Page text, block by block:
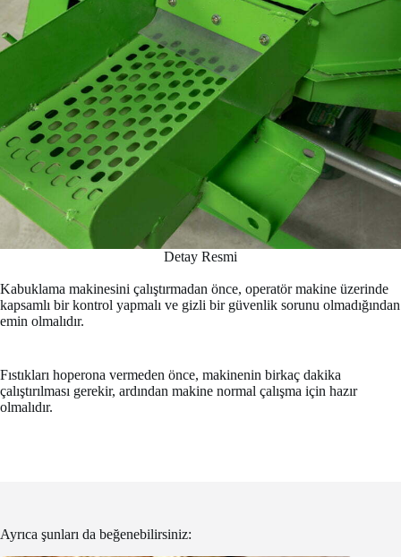
Detay Resmi
Kabuklama makinesini çalıştırmadan önce, operatör makine üzerinde
kapsamlı bir kontrol yapmalı ve gizli bir güvenlik sorunu olmadığından
emin olmalıdır.
Fıstıkları hoperona vermeden önce, makinenin birkaç dakika
çalıştırılması gerekir, ardından makine normal çalışma için hazır
olmalıdır.
Ayrıca şunları da beğenebilirsiniz: